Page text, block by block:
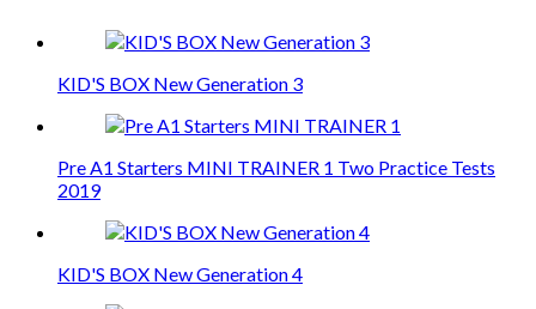
KID'S BOX New Generation 3
Pre A1 Starters MINI TRAINER 1 Two Practice Tests
2019
KID'S BOX New Generation 4